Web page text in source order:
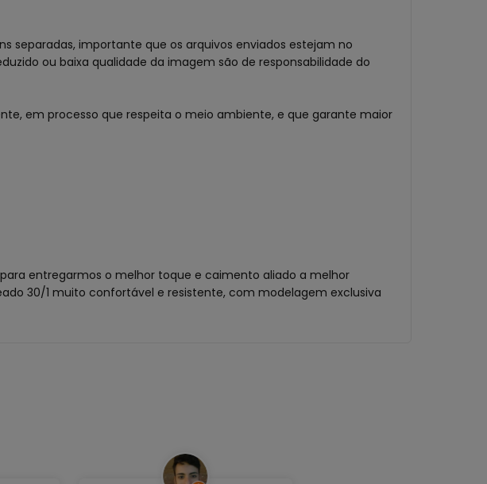
separadas, importante que os arquivos enviados estejam no
ou baixa qualidade da imagem são de responsabilidade do
em processo que respeita o meio ambiente, e que garante maior
entregarmos o melhor toque e caimento aliado a melhor
30/1 muito confortável e resistente, com modelagem exclusiva